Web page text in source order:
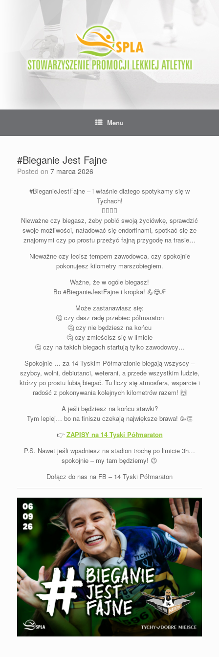
Menu
#Bieganie Jest Fajne
Posted on 7 marca 2026
#BieganieJestFajne – i właśnie dlatego spotykamy się w
Tychach!
🏃‍♀️🏃‍♂️
Nieważne czy biegasz, żeby pobić swoją życiówkę, sprawdzić
swoje możliwości, naładować się endorfinami, spotkać się ze
znajomymi czy po prostu przeżyć fajną przygodę na trasie…
Nieważne czy lecisz tempem zawodowca, czy spokojnie
pokonujesz kilometry marszobiegiem.
Ważne, że w ogóle biegasz!
Bo #BieganieJestFajnei kropka! 💪😍🦵
Może zastanawiasz się:
🤔czy dasz radę przebiec półmaraton
🤔 czy nie będziesz na końcu
🤔 czy zmieścisz się w limicie
🤔czy na takich biegach startują tylko zawodowcy…
Spokojnie … za 14 Tyskim Półmaratonie biegają wszyscy –
szybcy, wolni, debiutanci, weterani, a przede wszystkim ludzie,
którzy po prostu lubią biegać. Tu liczy się atmosfera, wsparcie i
radość z pokonywania kolejnych kilometrów razem! 🙌
A jeśli będziesz na końcu stawki?
Tym lepiej… bo na finiszu czekają największe brawa! 🥳👏
👉 ZAPISY na 14 Tyski Półmaraton
P.S. Nawet jeśli wpadniesz na stadion trochę po limicie 3h…
spokojnie – my tam będziemy! 😉
Dołącz do nas na FB – 14 Tyski Półmaraton